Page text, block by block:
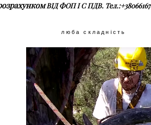
ВІД ФОП І С ПДВ.
люба складність